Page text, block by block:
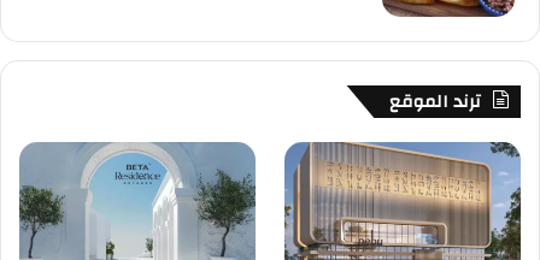
ترند الموقع